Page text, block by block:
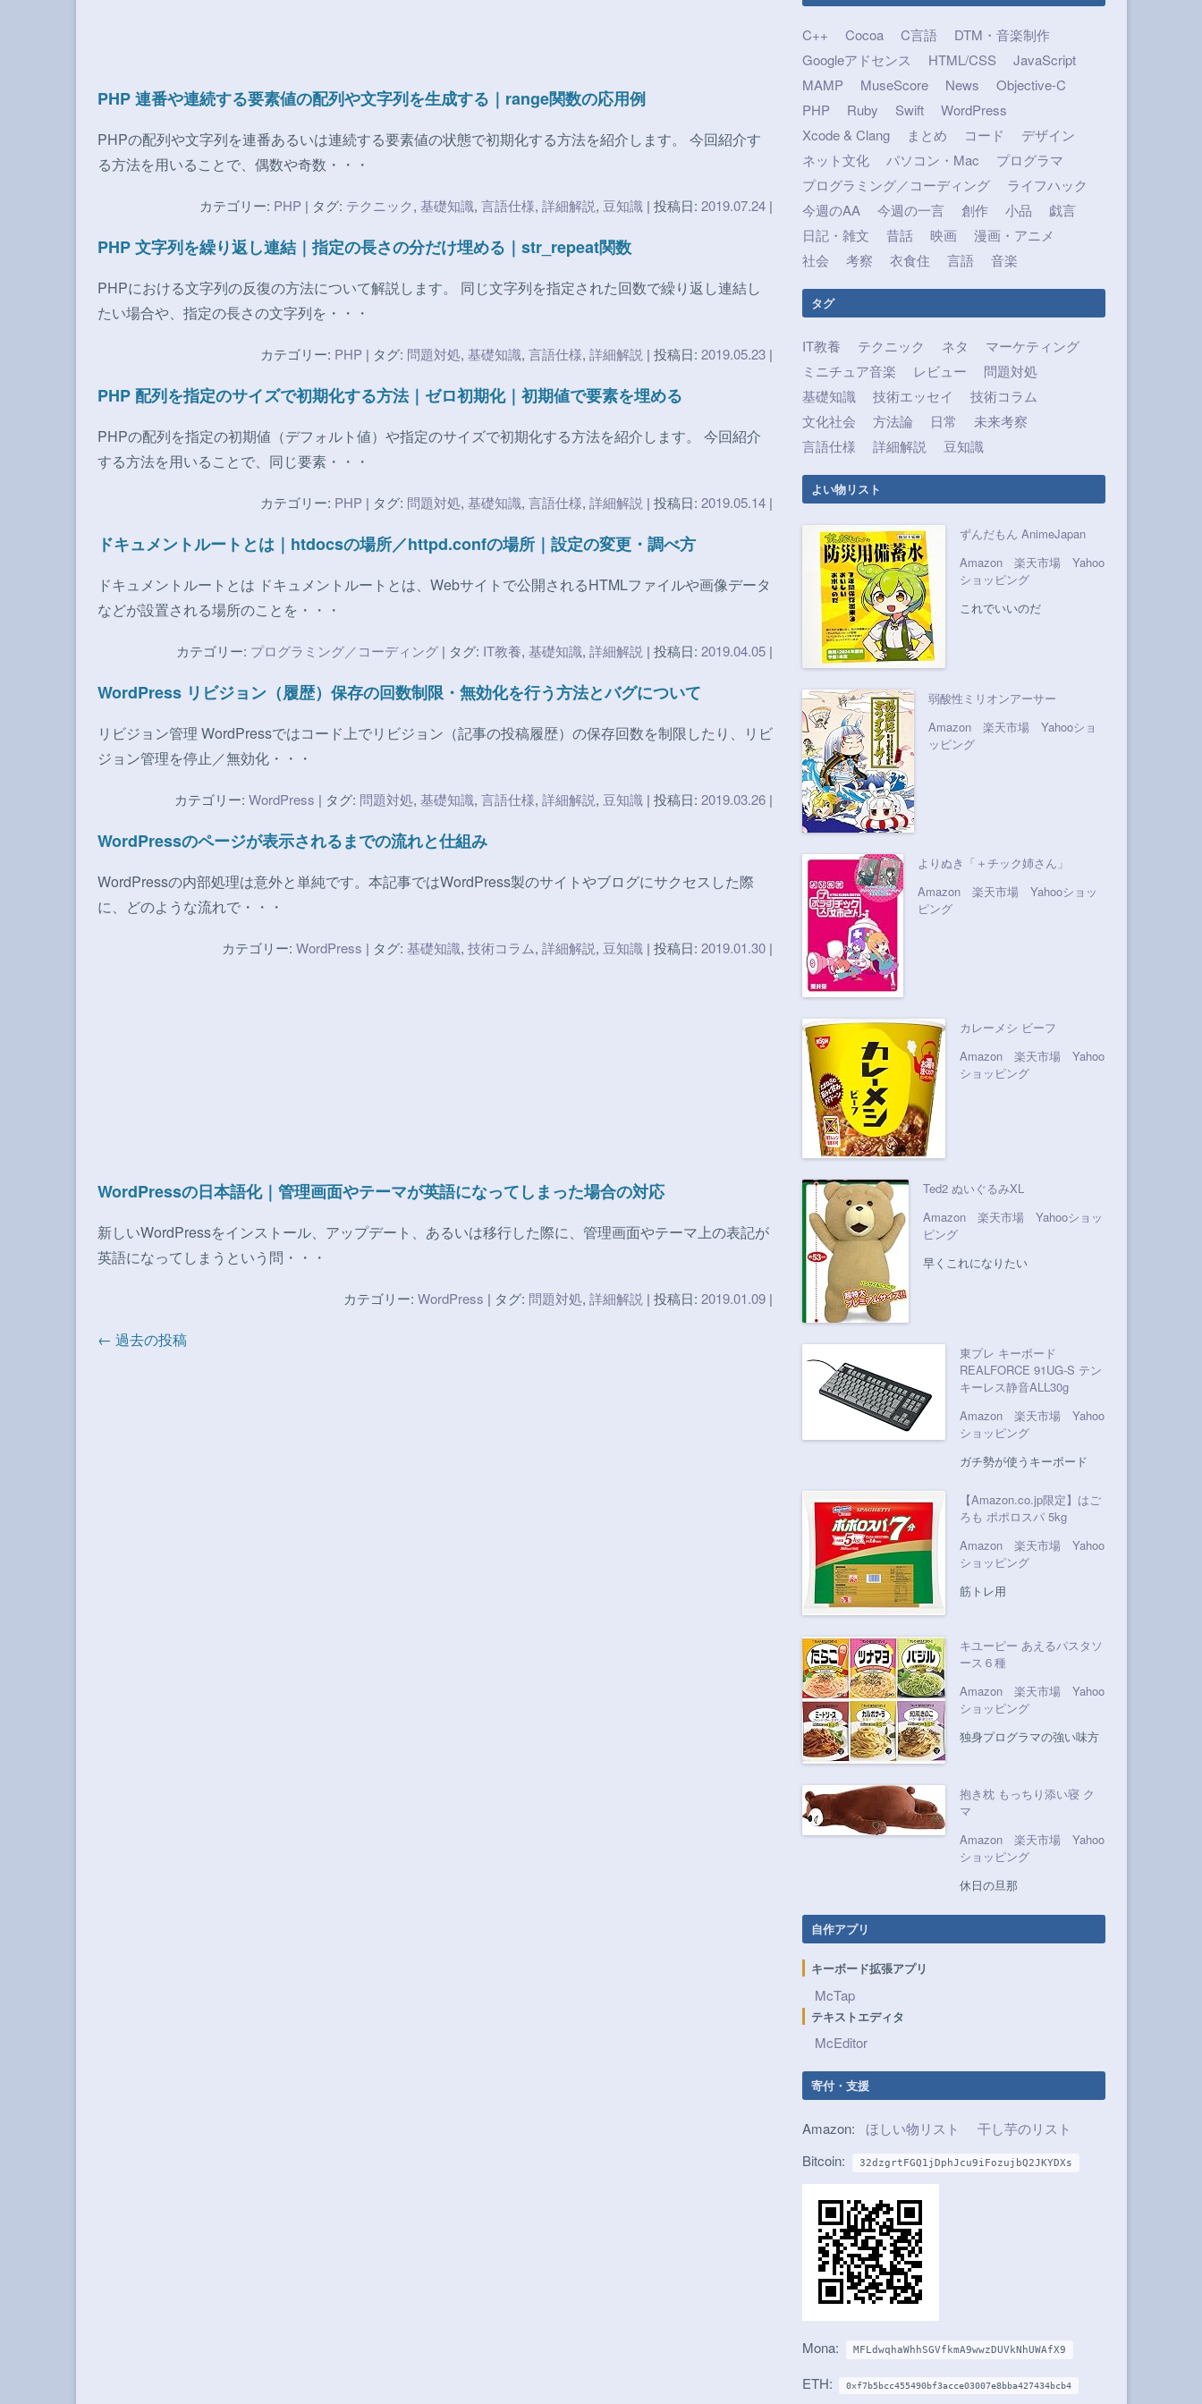
PHP 連番や連続する要素値の配列や文字列を生成する｜range関数の応用例
PHPの配列や文字列を連番あるいは連続する要素値の状態で初期化する方法を紹介します。 今回紹介す
る方法を用いることで、偶数や奇数・・・
カテゴリー: PHP | タグ: テクニック, 基礎知識, 言語仕様, 詳細解説, 豆知識 | 投稿日: 2019.07.24|
PHP 文字列を繰り返し連結｜指定の長さの分だけ埋める｜str_repeat関数
PHPにおける文字列の反復の方法について解説します。 同じ文字列を指定された回数で繰り返し連結し
たい場合や、指定の長さの文字列を・・・
カテゴリー: PHP | タグ: 問題対処, 基礎知識, 言語仕様, 詳細解説 | 投稿日: 2019.05.23|
PHP 配列を指定のサイズで初期化する方法｜ゼロ初期化｜初期値で要素を埋める
PHPの配列を指定の初期値（デフォルト値）や指定のサイズで初期化する方法を紹介します。 今回紹介
する方法を用いることで、同じ要素・・・
カテゴリー: PHP | タグ: 問題対処, 基礎知識, 言語仕様, 詳細解説 | 投稿日: 2019.05.14|
ドキュメントルートとは｜htdocsの場所／httpd.confの場所｜設定の変更・調べ方
ドキュメントルートとは ドキュメントルートとは、Webサイトで公開されるHTMLファイルや画像データ
などが設置される場所のことを・・・
カテゴリー: プログラミング／コーディング| タグ: IT教養, 基礎知識, 詳細解説 | 投稿日: 2019.04.05|
WordPress リビジョン（履歴）保存の回数制限・無効化を行う方法とバグについて
リビジョン管理 WordPressではコード上でリビジョン（記事の投稿履歴）の保存回数を制限したり、リビ
ジョン管理を停止／無効化・・・
カテゴリー: WordPress | タグ: 問題対処, 基礎知識, 言語仕様, 詳細解説, 豆知識 | 投稿日: 2019.03.26|
WordPressのページが表示されるまでの流れと仕組み
WordPressの内部処理は意外と単純です。本記事ではWordPress製のサイトやブログにサクセスした際
に、どのような流れで・・・
カテゴリー: WordPress | タグ: 基礎知識, 技術コラム, 詳細解説, 豆知識 | 投稿日: 2019.01.30|
WordPressの日本語化｜管理画面やテーマが英語になってしまった場合の対応
新しいWordPressをインストール、アップデート、あるいは移行した際に、管理画面やテーマ上の表記が
英語になってしまうという問・・・
カテゴリー: WordPress | タグ: 問題対処, 詳細解説 | 投稿日: 2019.01.09|
← 過去の投稿
C++ Cocoa C言語
DTM・音楽制作
Googleアドセンス
HTML/CSS
JavaScript
MAMP
MuseScore News
Objective-C
PHP
Ruby Swift
WordPress
Xcode & Clang
まとめ コード
デザイン
ネット文化
パソコン・Mac
プログラマ
プログラミング／コーディング
ライフハック
今週のAA
今週の一言 創作 小品
戯言
日記・雑文
昔話 映画
漫画・アニメ
社会
考察 衣食住 言語 音楽
タグ
IT教養 テクニック ネタ
マーケティング
ミニチュア音楽
レビュー
問題対処
基礎知識
技術エッセイ
技術コラム
文化社会
方法論 日常
未来考察
言語仕様
詳細解説 豆知識
よい物リスト
ずんだもん AnimeJapan
Amazon
楽天市場
Yahoo
ショッピング
これでいいのだ
弱酸性ミリオンアーサー
Amazon
楽天市場
Yahooショ
ッピング
よりぬき「＋チック姉さん」
Amazon
楽天市場
Yahooショッ
ピング
カレーメシ ビーフ
Amazon
楽天市場
Yahoo
ショッピング
Ted2 ぬいぐるみXL
Amazon
楽天市場
Yahooショッ
ピング
早くこれになりたい
東プレ キーボード
REALFORCE 91UG-S テン
キーレス静音ALL30g
Amazon
楽天市場
Yahoo
ショッピング
ガチ勢が使うキーボード
【Amazon.co.jp限定】はご
ろも ポポロスパ 5kg
Amazon
楽天市場
Yahoo
ショッピング
筋トレ用
キユーピー あえるパスタソ
ース６種
Amazon
楽天市場
Yahoo
ショッピング
独身プログラマの強い味方
抱き枕 もっちり添い寝 ク
マ
Amazon
楽天市場
Yahoo
ショッピング
休日の旦那
自作アプリ
キーボード拡張アプリ
McTap
テキストエディタ
McEditor
寄付・支援
Amazon: ほしい物リスト
干し芋のリスト
Bitcoin:
32dzgrtFGQ1jDphJcu9iFozujbQ2JKYDXs
Mona: MFLdwqhaWhhSGVfkmA9wwzDUVkNhUWAfX9
ETH: 0xf7b5bcc455490bf3acce03007e8bba427434bcb4